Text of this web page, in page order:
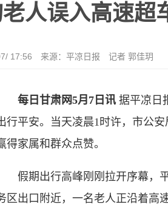
人误入高速超
17:56 来源：平凉日报 记者 郭佳玥
每日甘肃网5月7日讯 据平凉日
行平安。当天凌晨1时许，市公
得家属和群众点赞。
假期出行高峰刚刚拉开序幕，平
区出口附近，一名老人正沿着高